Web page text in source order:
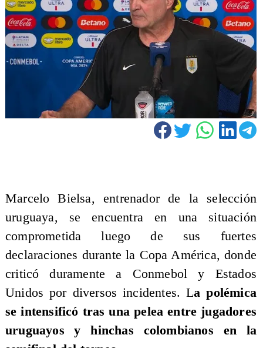
Marcelo Bielsa, entrenador de la selección
uruguaya, se encuentra en una situación
comprometida luego de sus fuertes
declaraciones durante la Copa América, donde
criticó duramente a Conmebol y Estados
Unidos por diversos incidentes. La polémica
se intensificó tras una pelea entre jugadores
uruguayos y hinchas colombianos en la